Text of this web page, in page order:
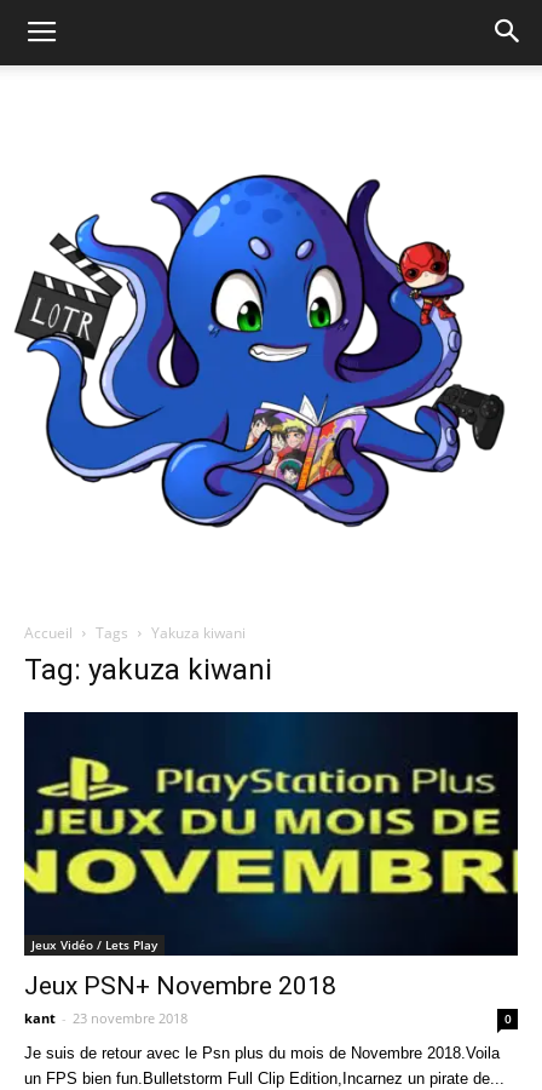
Quatregeek
Accueil Tags Yakuza kiwani
Tag: yakuza kiwani
Jeux Vidéo / Lets Play
Jeux PSN+ Novembre 2018
kant - 23 novembre 2018 0
Je suis de retour avec le Psn plus du mois de Novembre 2018.Voila
un FPS bien fun.Bulletstorm Full Clip Edition,Incarnez un pirate de...